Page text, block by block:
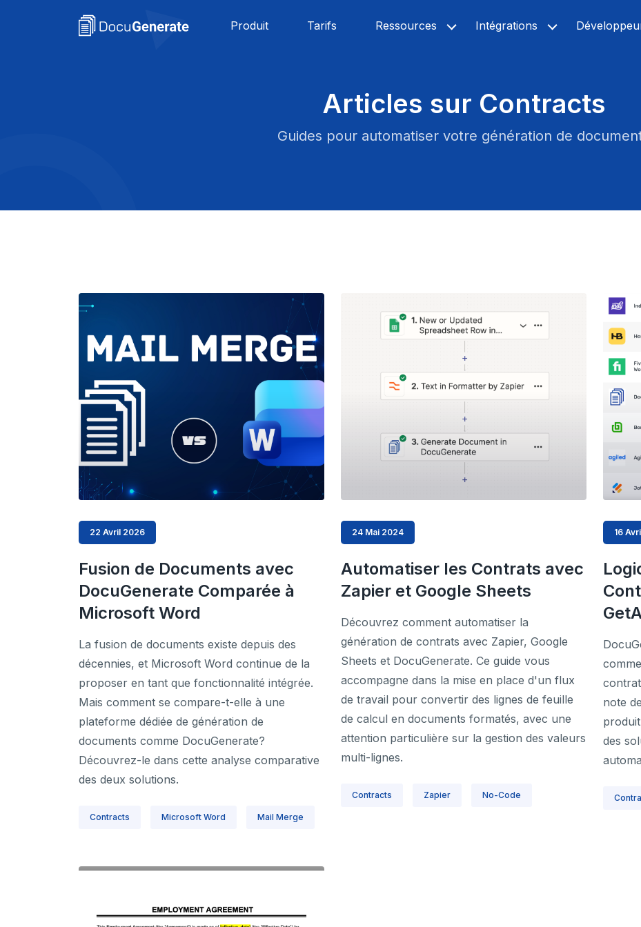
Produit Tarifs Ressources Intégrations
Articles sur Contracts
Guides pour automatiser votre génération de
22 Avril 2026
Fusion de Documents avec
DocuGenerate Comparée à
Microsoft Word
La fusion de documents existe depuis des
décennies, et Microsoft Word continue de la
proposer en tant que fonctionnalité intégrée.
Mais comment se compare-t-elle à une
plateforme dédiée de génération de
documents comme DocuGenerate?
Découvrez-le dans cette analyse comparative
des deux solutions.
Contracts Microsoft Word Mail Merge
24 Mai 2024
Automatiser les Contrats avec
Zapier et Google Sheets
Découvrez comment automatiser la
génération de contrats avec Zapier, Google
Sheets et DocuGenerate. Ce guide vous
accompagne dans la mise en place d'un flux
de travail pour convertir des lignes de feuille
de calcul en documents formatés, avec une
attention particulière sur la gestion des valeurs
multi-lignes.
Contracts Zapier No-Code
16
note
des